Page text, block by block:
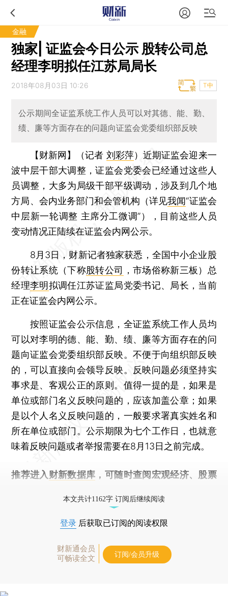
金融
独家| 证监会今日公示 股转公司总
经理李明拟任江苏局局长
2018年08月03日 10:26 T中
公示期间全证监系统工作人员可以对其德、能、勤、
绩、廉等方面存在的问题向证监会党委组织部反映
【财新网】（记者 刘彩萍） 近期证监会迎来一
波中层干部大调整，证监会党委会已经通过这些人
员调整，大多为局级干部平级调动，涉及到几个地
方局、会内业务部门和会管机构（详见我闻“证监会
中层新一轮调整 主席分工微调”），目前这些人员
变动情况正陆续在证监会内网公示。
8月3日，财新记者独家获悉，全国中小企业股
份转让系统（下称股转公司
，市场俗称新三板）总
经理李明拟调任江苏证监局党委书记、局长，当前
正在证监会内网公示。
按照证监会公示信息，全证监系统工作人员均
可以对李明的德、能、勤、绩、廉等方面存在的问
题向证监会党委组织部反映。不便于向组织部反映
的，可以直接向会领导反映。反映问题必须坚持实
事求是、客观公正的原则。值得一提的是，如果是
单位或部门名义反映问题的，应该加盖公章；如果
是以个人名义反映问题的，一般要求署真实姓名和
所在单位或部门。公示期限为七个工作日，也就意
味着反映问题或者举报需要在8月13日之前完成。
推荐进入 财新数据库 ，可随时查阅宏观经济、股票
本文共计1162字 订阅后继续阅读
登录 后获取已订阅的阅读权限
财新通会员
可畅读全文
订阅/会员升级